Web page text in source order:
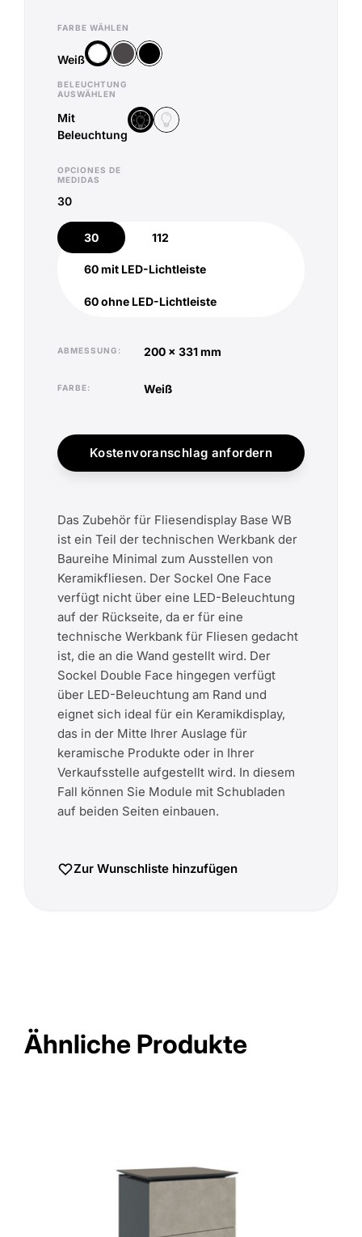
FARBE WÄHLEN
Weiß
WeißAnthrazitSchwarz
BELEUCHTUNG
AUSWÄHLEN
Mit
Beleuchtung
Mit Beleuchtung
Ohne Beleuchtung
OPCIONES DE
MEDIDAS
30
30
30
112
112
60 mit LED-Lichtleiste
60 ohne LED-Lichtleiste
ABMESSUNG 200 x 331 mm
FARBE weiß
Kostenvoranschlag anfordern
Das Zubehör für Fliesendisplay Base WB
ist ein Teil der technischen Werkbank der
Baureihe Minimal zum Ausstellen von
Keramikfliesen. Der Sockel One Face
verfügt nicht über eine LED-Beleuchtung
auf der Rückseite, da er für eine
technische Werkbank für Fliesen gedacht
ist, die an die Wand gestellt wird. Der
Sockel Double Face hingegen verfügt
über LED-Beleuchtung am Rand und
eignet sich ideal für ein Keramikdisplay,
das in der Mitte Ihrer Auslage für
keramische Produkte oder in Ihrer
Verkaufsstelle aufgestellt wird. In diesem
Fall können Sie Module mit Schubladen
auf beiden Seiten einbauen.
Zur Wunschliste hinzufügen
Ähnliche Produkte